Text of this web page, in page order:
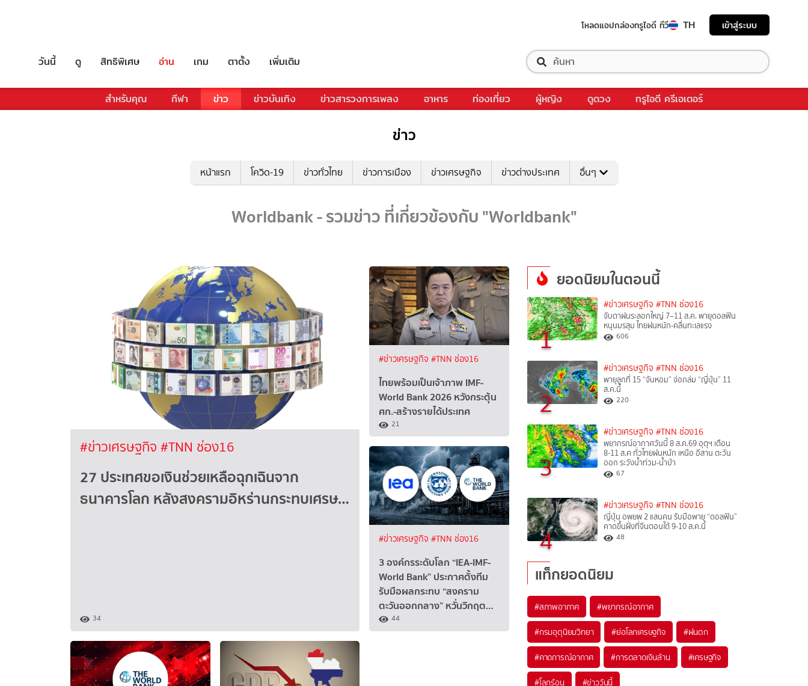
โหลดแอปกล่องทรูไอดี ทีวี TH เข้าสู่ระบบ
วันนี้ ดู สิทธิพิเศษ อ่าน เกม ตาตั้ง เพิ่มเติม
สำหรับคุณ กีฬา ข่าว ข่าวบันเทิง ข่าวสารวงการเพลง อาหาร ท่องเที่ยว ผู้หญิง ดูดวง ทรูไอดี ครีเอเตอร์
ข่าว
หน้าแรก โควิด-19 ข่าวทั่วไทย ข่าวการเมือง ข่าวเศรษฐกิจ ข่าวต่างประเทศ อื่นๆ
Worldbank - รวมข่าว ที่เกี่ยวข้องกับ "Worldbank"
#ข่าวเศรษฐกิจ #TNN ช่อง16
27 ประเทศขอเงินช่วยเหลือฉุกเฉินจาก
ธนาคารโลก หลังสงครามอิหร่านกระทบเศรษ…
34
#ข่าวเศรษฐกิจ#TNN ช่อง16
ไทยพร้อมเป็นเจ้าภาพ IMF-
World Bank 2026 หวังกระตุ้น
ศก.-สร้างรายได้ประเทศ
21
#ข่าวเศรษฐกิจ#TNN ช่อง16
3 องค์กรระดับโลก “IEA-IMF-
World Bank” ประกาศตั้งทีม
รับมือผลกระทบ “สงคราม
ตะวันออกกลาง” หวั่นวิกฤต…
44
ยอดนิยมในตอนนี้
1
#ข่าวเศรษฐกิจ #TNN ช่อง16
จับตาฝนระลอกใหญ่ 7–11 ส.ค. พายุดอลฟิน
หนุนมรสุม ไทยฝนหนัก-คลื่นทะเลแรง
606
2
#ข่าวเศรษฐกิจ #TNN ช่อง16
พายุลูกที่ 15 “จันหอม” จ่อถล่ม “ญี่ปุ่น” 11
ส.ค.นี้
220
3
#ข่าวเศรษฐกิจ #TNN ช่อง16
พยากรณ์อากาศวันนี้ 8 ส.ค.69 อุตุฯ เตือน
8-11 ส.ค ทั่วไทยฝนหนัก เหนือ อีสาน ตะวัน
ออก ระวังน้ำท่วม-น้ำป่า
67
4
#ข่าวเศรษฐกิจ #TNN ช่อง16
ญี่ปุ่น อพยพ 2 แสนคน รับมือพายุ “ดอลฟิน”
คาดขึ้นฝั่งที่จีนตอนใต้ 9-10 ส.ค.นี้
48
แท็กยอดนิยม
#สภาพอากาศ #พยากรณ์อากาศ
#กรมอุตุนิยมวิทยา #ย่อโลกเศรษฐกิจ #ฝนตก
#คาดการณ์อากาศ #การตลาดเงินล้าน #เศรษฐกิจ
#โลกร้อน #ข่าววันนี้